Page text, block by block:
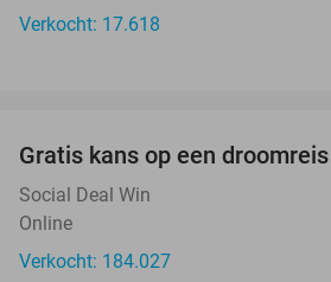
Verkocht: 17.618
Gratis kans op een
Social Deal Win
Online
Verkocht: 184.027